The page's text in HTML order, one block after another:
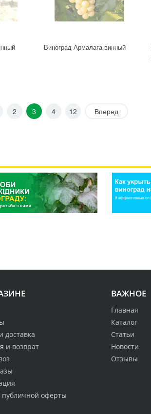
Виноград Армалага винный
2 3 4 12 Вперед
доставка
и возврат
публичной оферты
ВАЖНОЕ
Главная
Каталог
Статьи
Новости
Отзывы